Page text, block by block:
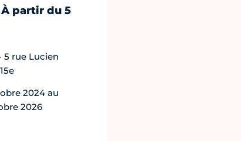
partir du 5
5 rue Lucien
2024 au
2026